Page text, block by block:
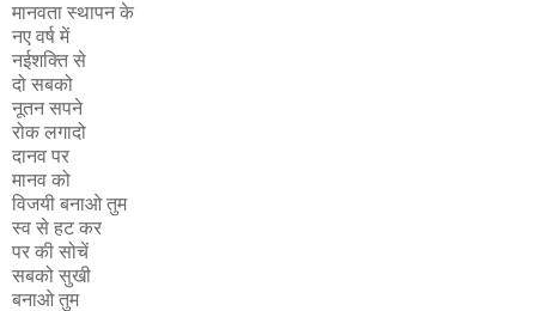
मानवता स्थापन के
नए वर्ष में
नईशक्ति से
दो सबको
नूतन सपने
रोक लगादो
दानव पर
मानव को
विजयी बनाओ तुम
स्व से हट कर
पर की सोचें
सबको सुखी
बनाओ तुम